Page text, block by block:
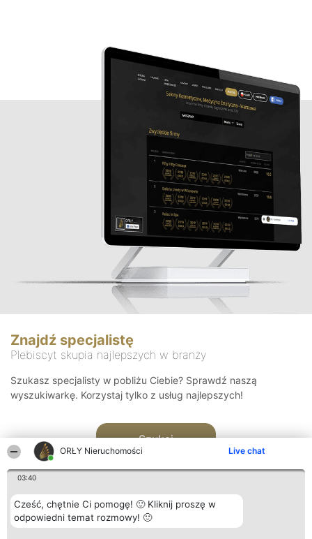
ORŁY Nieruchomości Live chat
03:40
Cześć, chętnie Ci pomogę! 🙂 Kliknij proszę w
odpowiedni temat rozmowy! 🙂
Znajdź specjalistę
Plebiscyt skupia najlepszych w branży
Szukasz specjalisty w pobliżu Ciebie? Sprawdź naszą
wyszukiwarkę. Korzystaj tylko z usług najlepszych!
Szukaj